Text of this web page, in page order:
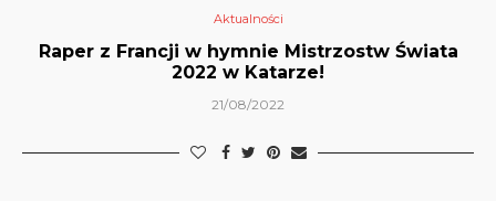
Aktualności
Raper z Francji w hymnie Mistrzostw Świata
2022 w Katarze!
21/08/2022